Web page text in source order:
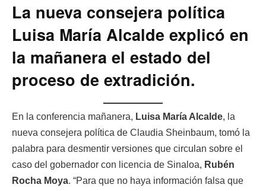
La nueva consejera política
Luisa María Alcalde explicó en
la mañanera el estado del
proceso de extradición.
En la conferencia mañanera, Luisa María Alcalde, la
nueva consejera política de Claudia Sheinbaum, tomó la
palabra para desmentir versiones que circulan sobre el
caso del gobernador con licencia de Sinaloa, Rubén
Rocha Moya. “Para que no haya información falsa que